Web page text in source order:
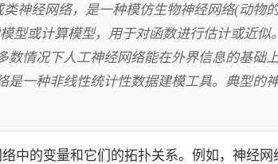
神经网络，是一种模仿生物神经网络(动物
型或计算模型，用于对函数进行估计或近似
情况下人工神经网络能在外界信息的基础上
是一种非线性统计性数据建模工具。典型的
中的变量和它们的拓扑关系。例如，神经网